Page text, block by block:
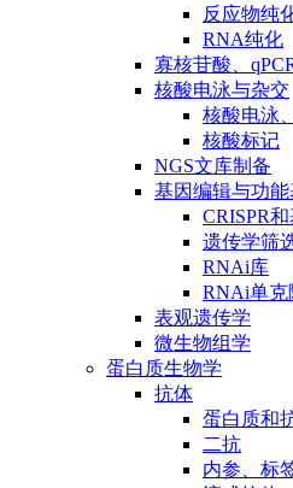
反应物纯
RNA纯化
寡核苷酸、
核酸电泳与杂交
核酸电泳
核酸标记
NGS文库制备
基因编辑与功
CRISPR
遗传学筛
RNAi库
RNAi单克
表观遗传学
微生物组学
蛋白质生物学
抗体
蛋白质和
二抗
内参、标